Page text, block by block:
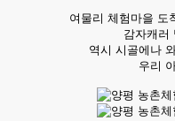
여물리 체험마을 도
감자캐러
역시 시골에나
우리